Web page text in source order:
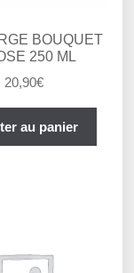
BOUQUET
250 ML
20,90€
au panier